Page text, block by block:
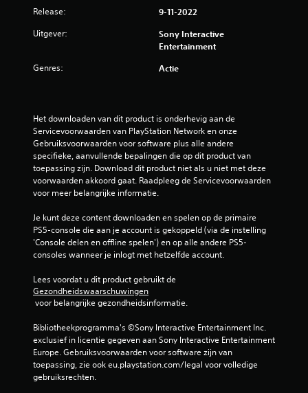
Release: 9-11-2022
Uitgever:
Sony Interactive
Entertainment
Genres: Actie
Het downloaden van dit product is onderhevig aan de
Servicevoorwaarden van PlayStation Network en onze
Gebruiksvoorwaarden voor software plus alle andere
specifieke, aanvullende bepalingen die op dit product van
toepassing zijn. Download dit product niet als u niet met deze
voorwaarden akkoord gaat. Raadpleeg de Servicevoorwaarden
voor meer belangrijke informatie.
Je kunt deze content downloaden en spelen op de primaire
PS5-console die aan je account is gekoppeld (via de instelling
'Console delen en offline spelen') en op alle andere PS5-
consoles wanneer je inlogt met hetzelfde account.
Lees voordat u dit product gebruikt de
Gezondheidswaarschuwingen
voor belangrijke gezondheidsinformatie.
Bibliotheekprogramma's ©Sony Interactive Entertainment Inc.
exclusief in licentie gegeven aan Sony Interactive Entertainment
Europe. Gebruiksvoorwaarden voor software zijn van
toepassing, zie ook eu.playstation.com/legal voor volledige
gebruiksrechten.